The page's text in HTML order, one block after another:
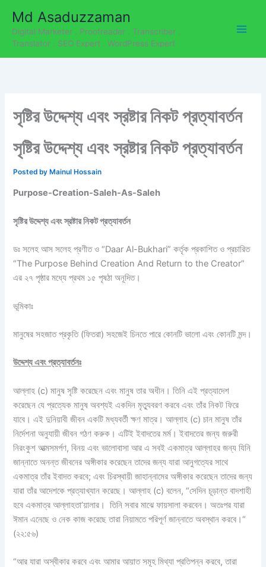
content
Md Asaduzzaman
Digital Marketer . Proofreader . Transcriber .
Translator . SEO Expert . WordPress Expert
সৃষ্টির উদ্দেশ্য এবং স্রষ্টার নিকট প্রত্যাবর্তন
সৃষ্টির উদ্দেশ্য এবং স্রষ্টার নিকট প্রত্যাবর্তন
Posted byMainul Hossain
Purpose-Creation-Saleh-As-Saleh
সৃষ্টির উদ্দেশ্য এবং স্রষ্টার নিকট প্রত্যাবর্তন
ডঃ সলেহ আস সলেহ প্রণীত ও “Daar Al-Bukhari” কর্তৃক প্রকাশিত ও প্রচারিত
“The Purpose Behind Creation And Return to the Creator”
এর ২৭ পৃষ্ঠার মধ্যে প্রথম ১৫ পৃষঠা অনূদিত।
ভূমিকাঃ
মানুষের সহজাত প্রকৃতি (ফিতরা) সহজেই চিনতে পারে কোনটি ভালো এবং কোনটি মন্দ।
উদ্দেশ্য এবং প্রত্যাবর্তনঃ
আল্লাহ (c) মানুষ সৃষ্টি করেছেন এবং মানুষ তার অধীন। তিনি এই প্রত্যাদেশ
করেছেন যে প্রত্যেক মানুষ অবশ্যই একদিন মৃত্যুবরণ করবে এবং তাঁর নিকট ফিরে
যাবে। এই দুনিয়াবী জীবন একটি মধ্যবর্তী ক্ষণ মাত্র। আল্লাহ (c) চান মানুষ তাঁর
নির্দেশনা অনুযায়ী জীবন গঠণ করুক। এটিই ইবাদতের মর্ম। ইবাদতের জন্য জরুরী
নিরংকুশ আত্মসমর্পণ, বিনয় এবং ভালোবাসা আর এ সবই একমাত্র আল্লাহর জন্য যিনি
জান্নাতে অনন্ত জীবনের অঙ্গীকার করেছেন তাদের জন্য যারা আনুগত্যের সাথে
একমাত্র তাঁর ইবাদত করবে; এবং চিরস্থায়ী জাহান্নামের অঙ্গীকার করেছেন তাদের জন্য
যারা তাঁর আদেশকে প্রত্যাখ্যান করেছে। আল্লাহ (c) বলেন, “সেদিন চূড়ান্ত বাদশাহী
হবে একমাত্র আল্লাহতা’য়ালার। তিনি সবার মাঝে ফায়সালা করবেন। অতঃপর যারা
ঈমান এনেছে ও নেক কাজ করেছে তারা নিয়ামতে পরিপূর্ণ জান্নাতে অবস্থান করবে।“
(২২:৫৬)
“আর যারা অস্বীকার করবে এবং আমার আয়াত সমূহ মিথ্যা প্রতিপন্ন করবে, তারা
a
t
e
s